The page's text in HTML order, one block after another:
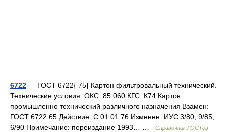
6722 — ГОСТ 6722{ 75} Картон фильтровальный технический.
Технические условия. ОКС: 85.060 КГС: К74 Картон
промышленно технический различного назначения Взамен:
ГОСТ 6722 65 Действие: С 01.01.76 Изменен: ИУС 3/80, 9/85,
6/90 Примечание: переиздание 1993… …
Справочник ГОСТов